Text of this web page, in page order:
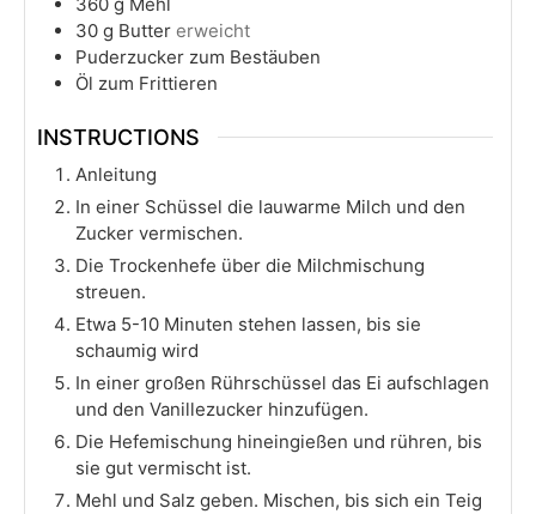
360 g Mehl
30 g Butter erweicht
Puderzucker zum Bestäuben
Öl zum Frittieren
INSTRUCTIONS
Anleitung
In einer Schüssel die lauwarme Milch und den
Zucker vermischen.
Die Trockenhefe über die Milchmischung
streuen.
Etwa 5-10 Minuten stehen lassen, bis sie
schaumig wird
In einer großen Rührschüssel das Ei aufschlagen
und den Vanillezucker hinzufügen.
Die Hefemischung hineingießen und rühren, bis
sie gut vermischt ist.
Mehl und Salz geben. Mischen, bis sich ein Teig